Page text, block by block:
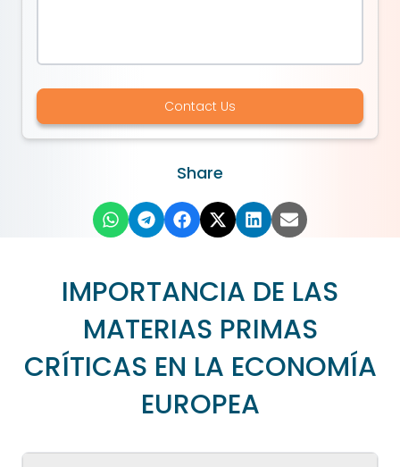
Contact Us
Share
IMPORTANCIA DE LAS
MATERIAS PRIMAS
CRÍTICAS EN LA ECONOMÍA
EUROPEA